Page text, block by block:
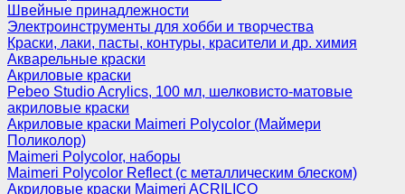
Швейные принадлежности
Электроинструменты для хобби и творчества
Краски, лаки, пасты, контуры, красители и др. химия
Акварельные краски
Акриловые краски
Pebeo Studio Acrylics, 100 мл, шелковисто-матовые
акриловые краски
Акриловые краски Maimeri Polycolor (Маймери
Поликолор)
Maimeri Polycolor, наборы
Maimeri Polycolor Reflect (с металлическим блеском)
Акриловые краски Maimeri ACRILICO